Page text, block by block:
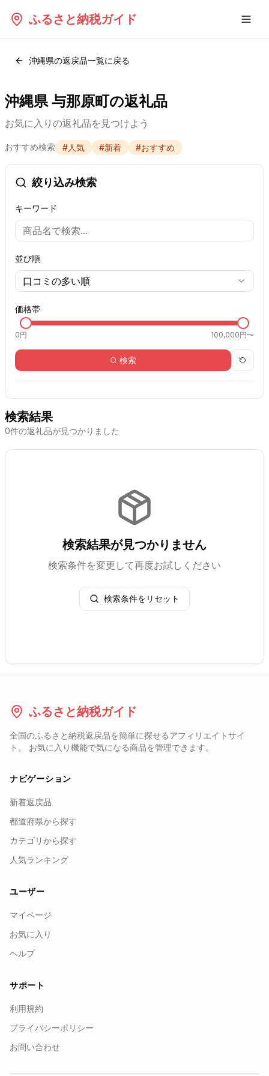
ふるさと納税ガイド
沖縄県の返戻品一覧に戻る
沖縄県 与那原町の返礼品
お気に入りの返礼品を見つけよう
おすすめ検索 #人気 #新着 #おすすめ
絞り込み検索
キーワード
並び順
口コミの多い順
価格帯
0円 100,000円〜
検索
検索結果
0件の返礼品が見つかりました
検索結果が見つかりません
検索条件を変更して再度お試しください
検索条件をリセット
ふるさと納税ガイド
全国のふるさと納税返戻品を簡単に探せるアフィリエイトサイ
ト。 お気に入り機能で気になる商品を管理できます。
ナビゲーション
新着返戻品
都道府県から探す
カテゴリから探す
人気ランキング
ユーザー
マイページ
お気に入り
ヘルプ
サポート
利用規約
プライバシーポリシー
お問い合わせ